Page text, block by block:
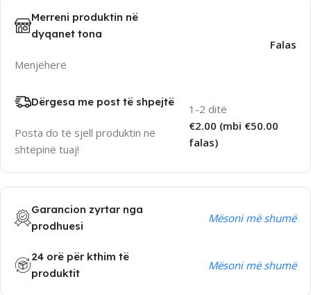
Merreni produktin në
dyqanet tona
Menjëherë
Falas
Dërgesa me post të shpejtë
Posta do të sjell produktin në
shtëpinë tuaj!
1-2 ditë
€2.00 (mbi €50.00
falas)
Garancion zyrtar nga
prodhuesi
Mësoni më shumë
24 orë për kthim të
produktit
Mësoni më shumë